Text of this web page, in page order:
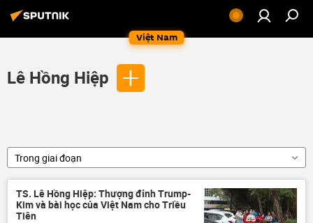
Việt Nam
Lê Hồng Hiệp
Trong giai đoạn
TS. Lê Hồng Hiệp: Thượng đỉnh Trump-
Kim và bài học của Việt Nam cho Triều
Tiên